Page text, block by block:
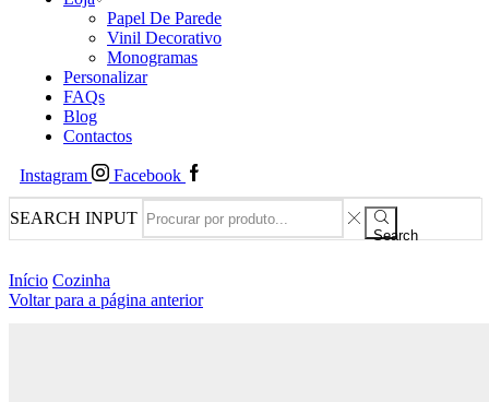
Papel De Parede
Vinil Decorativo
Monogramas
Personalizar
FAQs
Blog
Contactos
Instagram Facebook
SEARCH INPUT
Search
Início Cozinha
Voltar para a página anterior